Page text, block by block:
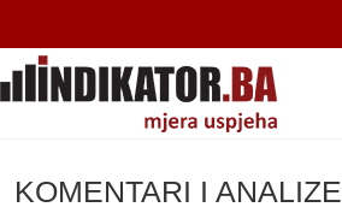
KOMENTARI I ANALIZE